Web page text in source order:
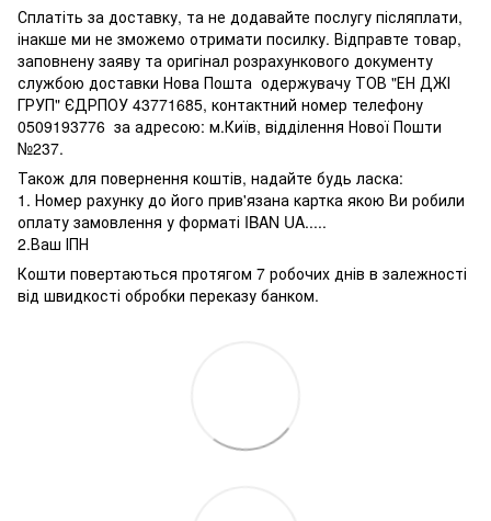
Сплатіть за доставку, та не додавайте послугу післяплати,
інакше ми не зможемо отримати посилку. Відправте товар,
заповнену заяву та оригінал розрахункового документу
службою доставки Нова Пошта одержувачу ТОВ "ЕН ДЖІ
ГРУП" ЄДРПОУ 43771685, контактний номер телефону
0509193776 за адресою: м.Київ, відділення Нової Пошти
№237.
Також для повернення коштів, надайте будь ласка:
1. Номер рахунку до його прив'язана картка якою Ви робили
оплату замовлення у форматі IBAN UA.....
2.Ваш ІПН
Кошти повертаються протягом 7 робочих днів в залежності
від швидкості обробки переказу банком.